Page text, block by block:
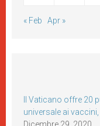
« Feb Apr »
Il Vaticano offre 20
universale ai